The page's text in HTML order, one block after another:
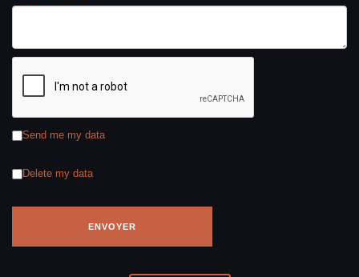
Send me my data
Delete my data